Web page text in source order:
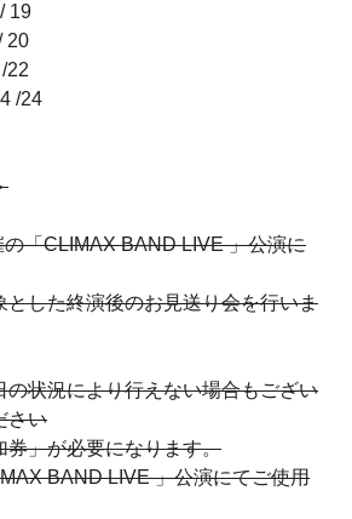
19
20
22
/24
「CLIMAX BAND LIVE 」公演に
とした終演後のお見送り会を行いま
の状況により行えない場合もござい
さい
券」が必要になります。
BAND LIVE 」公演にてご使用